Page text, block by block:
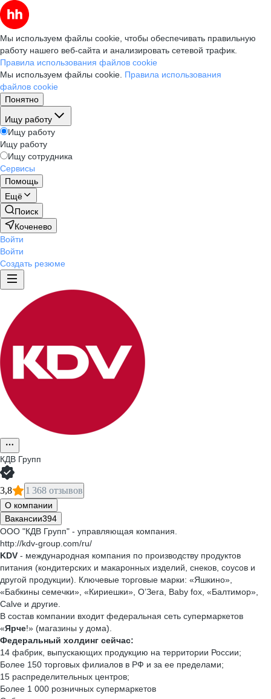
Мы используем файлы cookie, чтобы обеспечивать правильную
работу нашего веб-сайта и анализировать сетевой трафик.
Правила использования файлов cookie
Мы используем файлы cookie. Правила использования
файлов cookie
Понятно
Ищу работу
Ищу работу
Ищу работу
Ищу сотрудника
Сервисы
Помощь
Ещё
Поиск
Коченево
Войти
Войти
Создать резюме
КДВ Групп
3,8 1 368 отзывов
О компании
Вакансии394
ООО "КДВ Групп" - управляющая компания.
http://kdv-group.com/ru/
KDV - международная компания по производству продуктов
питания (кондитерских и макаронных изделий, снеков, соусов и
другой продукции). Ключевые торговые марки: «Яшкино»,
«Бабкины семечки», «Кириешки», O’Зera, Baby fox, «Балтимор»,
Calve и другие.
В состав компании входит федеральная сеть супермаркетов
«Ярче!» (магазины у дома).
Федеральный холдинг сейчас:
14 фабрик, выпускающих продукцию на территории России;
Более 150 торговых филиалов в РФ и за ее пределами;
15 распределительных центров;
Более 1 000 розничных супермаркетов